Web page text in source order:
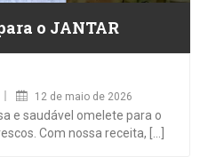
o JANTAR
12 de maio de 2026
e saudável omelete para o
Com nossa receita, [...]